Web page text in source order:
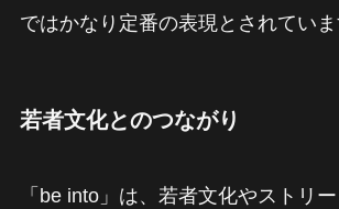
ではかなり定番の表現とされていま
若者文化とのつながり
「be into」は、若者文化やストリ